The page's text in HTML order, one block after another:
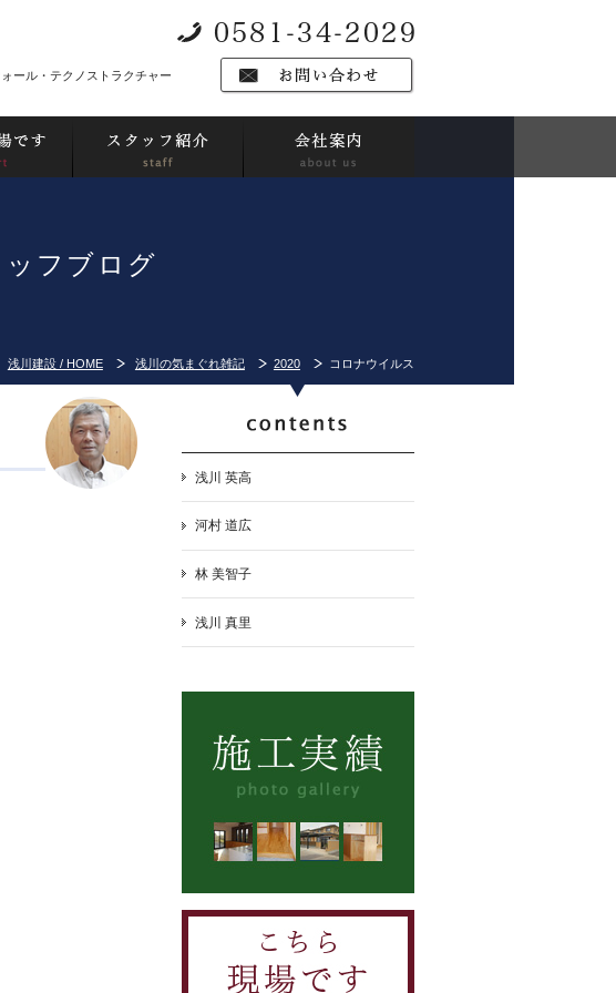
ール・テクノストラクチャー
フブログ
浅川建設 / HOME 浅川の気まぐれ雑記 2020 コロナウイルス
浅川 英高
河村 道広
林 美智子
浅川 真里